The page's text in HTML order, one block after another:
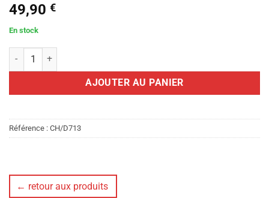
49,90 €
En stock
quantité de CAGE OISEAUX JEREMY 42x30x50 C=6
AJOUTER AU PANIER
Référence : CH/D713
← retour aux produits